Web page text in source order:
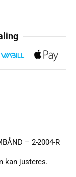
– 2-2004-R
kan justeres.